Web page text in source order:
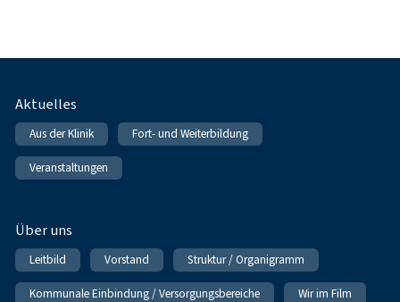
Fußnavigation
Aktuelles
Aus der Klinik Fort- und Weiterbildung
Veranstaltungen
Über uns
Leitbild Vorstand Struktur / Organigramm
Kommunale Einbindung / Versorgungsbereiche Wir im Film